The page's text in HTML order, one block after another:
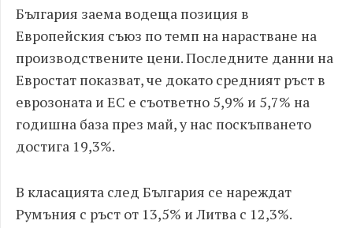
България заема водеща позиция в
Европейския съюз по темп на нарастване на
производствените цени. Последните данни на
Евростат показват, че докато средният ръст в
еврозоната и ЕС е съответно 5,9% и 5,7% на
годишна база през май, у нас поскъпването
достига 19,3%.
В класацията след България се нареждат
Румъния с ръст от 13,5% и Литва с 12,3%.